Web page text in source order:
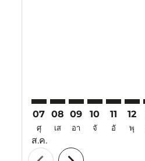
07
ศุ
ส.ค.
08
เส
09
อา
10
จั
11
อั
12
พุ